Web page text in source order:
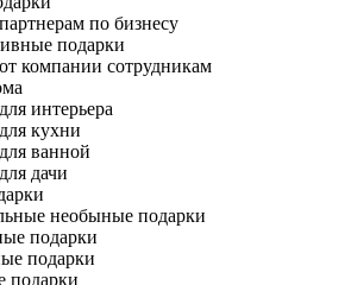
по бизнесу
подарки
компании сотрудникам
интерьера
кухни
ванной
дачи
необыные подарки
подарки
подарки
подарки